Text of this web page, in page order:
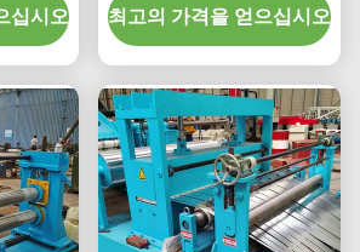
십시오
최고의 가격을 얻으십시오